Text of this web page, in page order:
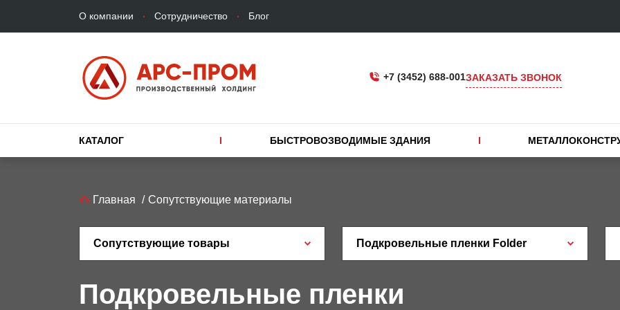
Верхнее
меню
О компании Сотрудничество Блог
+7 (3452) 688-001ЗАКАЗАТЬ ЗВОНОК
Основная
навигация
КАТАЛОГ БЫСТРОВОЗВОДИМЫЕ ЗДАНИЯ
Строка
Главная Сопутствующие материалы
Сопутствующие товары Подкровельные пленки Folder
Подкровельные пленки